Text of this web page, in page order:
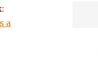
a